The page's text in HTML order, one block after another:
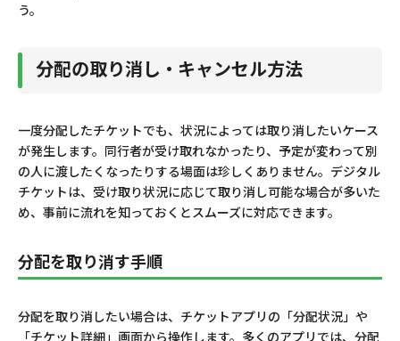
う。
分配の取り消し・キャンセル方法
一度分配したチケットでも、状況によっては取り消したいケース
が発生します。同行者が受け取れなかったり、予定が変わって別
の人に渡したくなったりする場面は珍しくありません。デジタル
チケットは、受け取り状況に応じて取り消し可能な場合が多いた
め、事前に流れを知っておくとスムーズに対応できます。
分配を取り消す手順
分配を取り消したい場合は、チケットアプリの「分配状況」や
「チケット詳細」画面から操作します。多くのアプリでは、分配